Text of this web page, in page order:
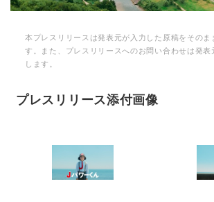
本プレスリリースは発表元が入力した原稿をそのま
す。また、プレスリリースへのお問い合わせは発表
します。
プレスリリース添付画像